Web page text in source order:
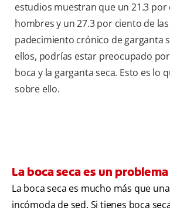
estudios muestran que un 21.3 por
hombres y un 27.3 por ciento de
padecimiento crónico de garganta
ellos, podrías estar preocupado
boca y la garganta seca. Esto es lo
sobre ello.
La boca seca es un
La boca seca es mucho más que
incómoda de sed. Si tienes boca